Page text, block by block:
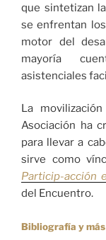
que sintetizan
se enfrentan
motor del
mayoría
asistenciales
La
Asociación ha
para llevar a
sirve como
Particip-acción
del Encuentro.
Bibliografía y